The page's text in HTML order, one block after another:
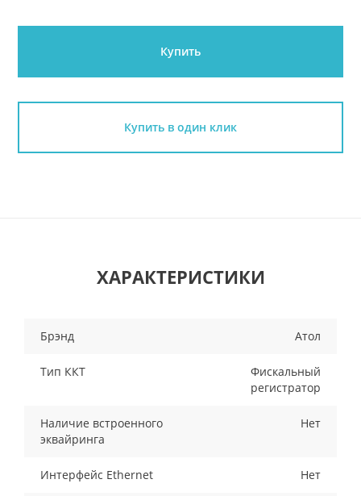
Купить
Купить в один клик
ХАРАКТЕРИСТИКИ
Брэнд Атол
Тип ККТ
Фискальный
регистратор
Наличие встроенного
эквайринга
Нет
Интерфейс Ethernet Нет